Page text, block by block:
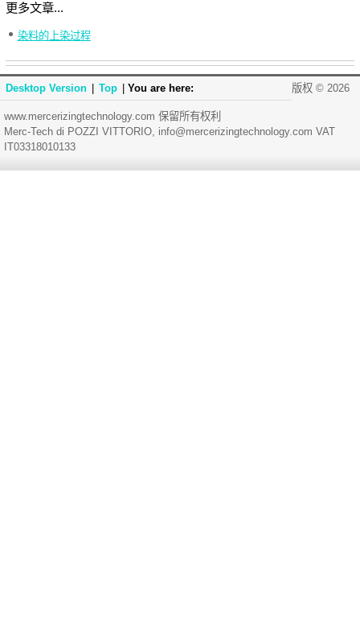
更多文章...
染料的上染过程
Desktop Version Top You are here: 版权 © 2026
www.mercerizingtechnology.com 保留所有权利
Merc-Tech di POZZI VITTORIO, info@mercerizingtechnology.com VAT
IT03318010133